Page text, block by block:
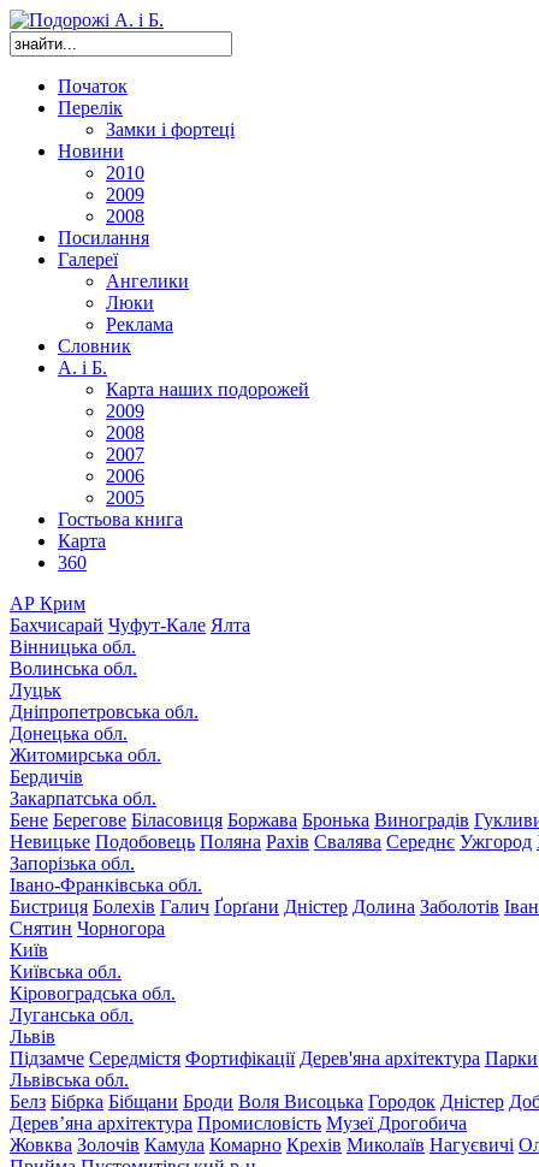
Початок
Перелік
Замки і фортеці
Новини
2010
2009
2008
Посилання
Галереї
Ангелики
Люки
Реклама
Словник
А. і Б.
Карта наших подорожей
2009
2008
2007
2006
2005
Гостьова книга
Карта
360
АР Крим
Бахчисарай Чуфут-Кале Ялта
Вінницька обл.
Волинська обл.
Луцьк
Дніпропетровська обл.
Донецька обл.
Житомирська обл.
Бердичів
Закарпатська обл.
Бене Берегове Біласовиця Боржава Бронька Виноградів
Невицьке Подобовець Поляна Рахів Свалява Середнє Ужгород
Запорізька обл.
Івано-Франківська обл.
Бистриця Болехів Галич Ґорґани Дністер Долина Заболотів
Снятин Чорногора
Київ
Київська обл.
Кіровоградська обл.
Луганська обл.
Львів
Підзамче Середмістя Фортифікації Дерев'яна архітектура Парки
Львівська обл.
Белз Бібрка Бібщани Броди Воля Висоцька Городок Дністер
Дерев’яна архітектура Промисловість Музеї Дрогобича
Жовква Золочів Камула Комарно Крехів Миколаїв Нагуєвичі